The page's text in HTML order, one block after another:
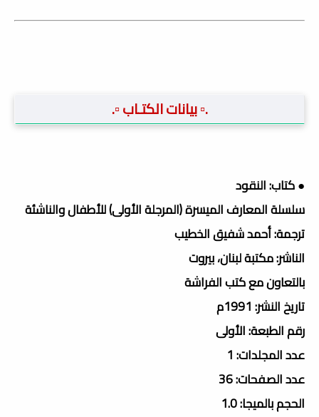
.▫️ بيانات الكتـاب ▫️.
● كتاب: النقود
سلسلة المعارف الميسرة (المرجلة الأولى) للأطفال والناشئة
ترجمة: أحمد شفيق الخطيب
الناشر: مكتبة لبنان، بيروت
بالتعاون مع كتب الفراشة
تاريخ النشر: 1991م
رقم الطبعة: الأولى
عدد المجلدات: 1
عدد الصفحات: 36
الحجم بالميجا: 1.0